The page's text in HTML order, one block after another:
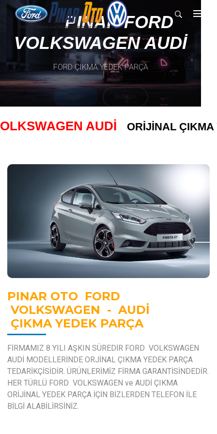
PINAR FORD
VOLKSWAGEN AUDİ
FORD ÇIKMA YEDEK PARÇA
Ürünler İletişim
PINAR FORD
VOLKSWAGEN AUDİ
ORİJİNAL ÇIKMA YEDEK PARÇA
PINAR OTO FORD
VOLKSWAGEN - AUDİ
ÇIKMA YEDEK PARÇA
FİRMAMIZ 8 YILI AŞKIN SÜREDİR FORD VOLKSWAGEN
AUDİ MODELLERİNDE ORJİNAL ÇIKMA YEDEK PARÇA
TEDARİKÇİSİDİR. ÜRÜNLERİMİZ FİRMA GARANTİSİNDEDİR.
HER TÜRLÜ FORD VOLKSWAGEN ve AUDİ ÇIKMA
ORİJİNAL YEDEK PARÇA İÇİN BİZLERDEN TELEFON İLE
BİLGİ ALABİLİRSİNİZ.